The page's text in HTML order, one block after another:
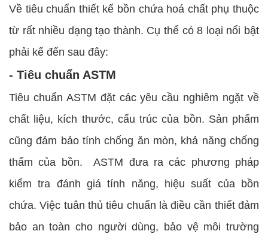
Về tiêu chuẩn thiết kế bồn chứa hoá chất phụ thuộc
từ rất nhiều dạng tạo thành. Cụ thể có 8 loại nổi bật
phải kể đến sau đây:
- Tiêu chuẩn ASTM
Tiêu chuẩn ASTM đặt các yêu cầu nghiêm ngặt về
chất liệu, kích thước, cấu trúc của bồn. Sản phẩm
cũng đảm bảo tính chống ăn mòn, khả năng chống
thấm của bồn. ASTM đưa ra các phương pháp
kiểm tra đánh giá tính năng, hiệu suất của bồn
chứa. Việc tuân thủ tiêu chuẩn là điều cần thiết đảm
bảo an toàn cho người dùng, bảo vệ môi trường